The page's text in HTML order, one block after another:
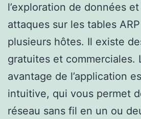
l’exploration de données
attaques sur les tables ARP
plusieurs hôtes. Il existe
gratuites et commerciales.
avantage de l’application
intuitive, qui vous permet
réseau sans fil en un ou